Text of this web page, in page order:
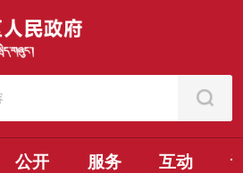
公开 服务 互动